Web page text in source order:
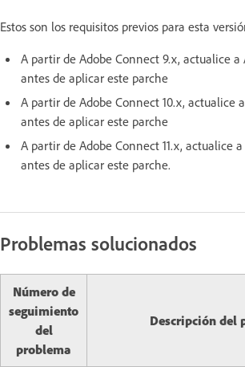
Estos son los requisitos previos para esta
A partir de Adobe Connect 9.x, actualice a
antes de aplicar este parche
A partir de Adobe Connect 10.x, actualice
antes de aplicar este parche
A partir de Adobe Connect 11.x, actualice a
antes de aplicar este parche.
Problemas solucionados
Número de
seguimiento
del
problema
Descripción del